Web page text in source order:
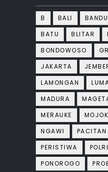
B BALI
BATU
BLITAR
BONDOWOSO
JAKARTA
LAMONGAN
MADURA
MERAUKE
NGAWI
PACITAN
PERISTIWA
POLRI
PONOROGO